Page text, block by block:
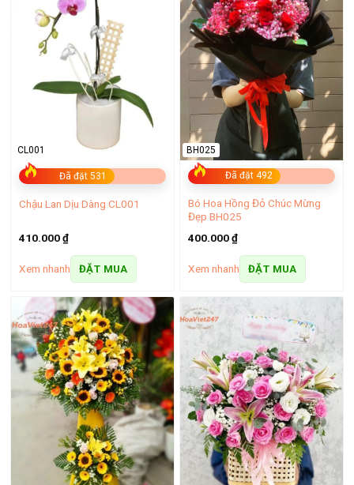
Bó hoa hồng đỏ sinh nhật
Đã đặt 531
CL001
Chậu Lan Dịu Dàng CL001
410.000₫
Xem nhanh ĐẶT MUA
Đã đặt 492
BH025
Bó Hoa Hồng Đỏ Chúc Mừng
Đẹp BH025
400.000₫
Xem nhanh ĐẶT MUA